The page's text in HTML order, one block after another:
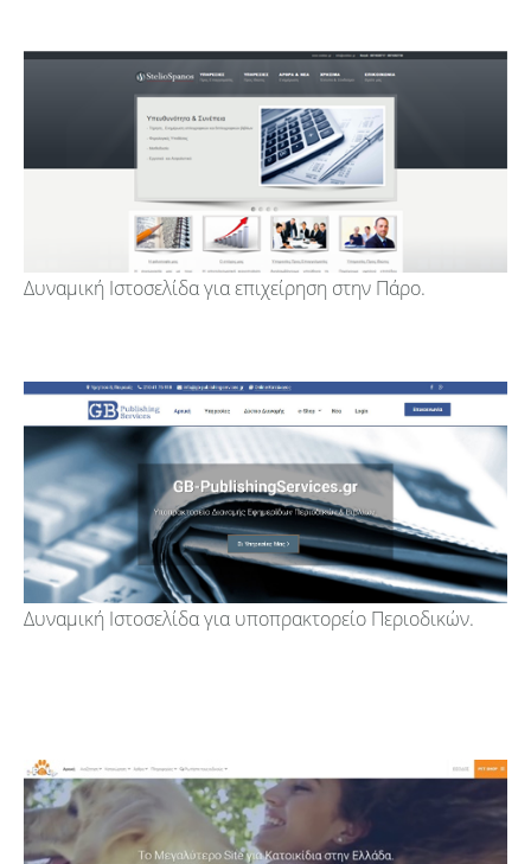
Δυναμική Ιστοσελίδα για επιχείρηση στην Πάρο.
Δυναμική Ιστοσελίδα για υποπρακτορείο Περιοδικών.